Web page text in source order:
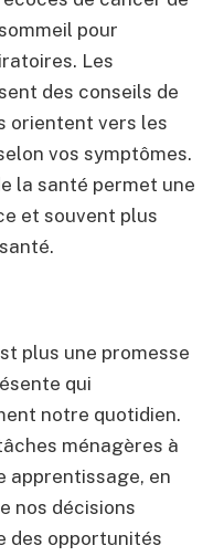
pour
Les
des conseils de
orientent vers les
vos symptômes.
la santé permet une
et souvent plus
plus une promesse
qui
notre quotidien.
ménagères à
apprentissage, en
nos décisions
des opportunités